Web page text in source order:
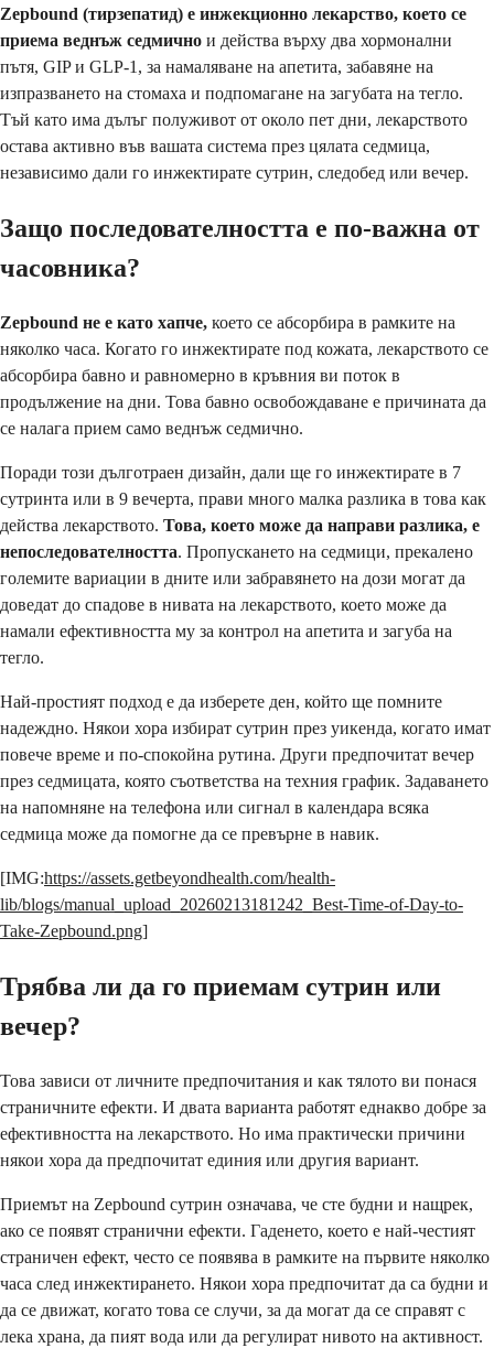
Zepbound (тирзепатид) е инжекционно лекарство, което се
приема веднъж седмично и действа върху два хормонални
пътя, GIP и GLP-1, за намаляване на апетита, забавяне на
изпразването на стомаха и подпомагане на загубата на тегло.
Тъй като има дълъг полуживот от около пет дни, лекарството
остава активно във вашата система през цялата седмица,
независимо дали го инжектирате сутрин, следобед или вечер.
Защо последователността е по-важна от
часовника?
Zepbound не е като хапче, което се абсорбира в рамките на
няколко часа. Когато го инжектирате под кожата, лекарството се
абсорбира бавно и равномерно в кръвния ви поток в
продължение на дни. Това бавно освобождаване е причината да
се налага прием само веднъж седмично.
Поради този дълготраен дизайн, дали ще го инжектирате в 7
сутринта или в 9 вечерта, прави много малка разлика в това как
действа лекарството. Това, което може да направи разлика, е
непоследователността. Пропускането на седмици, прекалено
големите вариации в дните или забравянето на дози могат да
доведат до спадове в нивата на лекарството, което може да
намали ефективността му за контрол на апетита и загуба на
тегло.
Най-простият подход е да изберете ден, който ще помните
надеждно. Някои хора избират сутрин през уикенда, когато имат
повече време и по-спокойна рутина. Други предпочитат вечер
през седмицата, която съответства на техния график. Задаването
на напомняне на телефона или сигнал в календара всяка
седмица може да помогне да се превърне в навик.
[IMG:https://assets.getbeyondhealth.com/health-
lib/blogs/manual_upload_20260213181242_Best-Time-of-Day-to-
Take-Zepbound.png]
Трябва ли да го приемам сутрин или
вечер?
Това зависи от личните предпочитания и как тялото ви понася
страничните ефекти. И двата варианта работят еднакво добре за
ефективността на лекарството. Но има практически причини
някои хора да предпочитат единия или другия вариант.
Приемът на Zepbound сутрин означава, че сте будни и нащрек,
ако се появят странични ефекти. Гаденето, което е най-честият
страничен ефект, често се появява в рамките на първите няколко
часа след инжектирането. Някои хора предпочитат да са будни и
да се движат, когато това се случи, за да могат да се справят с
лека храна, да пият вода или да регулират нивото на активност.